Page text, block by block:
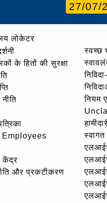
27/07/
लोकेटर
के हितों की सुरक्षा
नीति
Employees
केंद्र
और प्रकटीकरण
स्वच्छ
नियम